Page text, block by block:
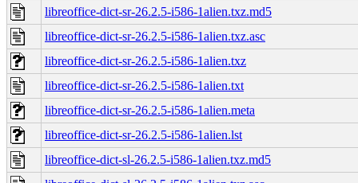
libreoffice-dict-sr-26.2.5-i586-1alien.txz.md5
libreoffice-dict-sr-26.2.5-i586-1alien.txz.asc
libreoffice-dict-sr-26.2.5-i586-1alien.txz
libreoffice-dict-sr-26.2.5-i586-1alien.txt
libreoffice-dict-sr-26.2.5-i586-1alien.meta
libreoffice-dict-sr-26.2.5-i586-1alien.lst
libreoffice-dict-sl-26.2.5-i586-1alien.txz.md5